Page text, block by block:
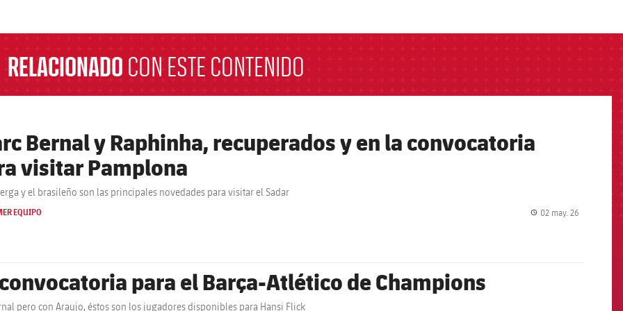
RELACIONADO CON ESTE CONTENIDO
Bernal y Raphinha, recuperados y en la convocatoria
visitar Pamplona
y el brasileño son las principales novedades para visitar el Sadar
EQUIPO 02 may. 26
para el Barça-Atlético de Champions
pero con Araujo, éstos son los jugadores disponibles para Hansi Flick